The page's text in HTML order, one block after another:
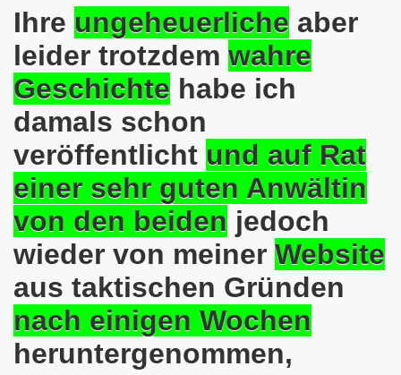
Ihre ungeheuerliche aber
leider trotzdem wahre
Geschichte habe ich
damals schon
veröffentlicht und auf Rat
einer sehr guten Anwältin
von den beiden jedoch
wieder von meiner Website
aus taktischen Gründen
nach einigen Wochen
heruntergenommen,
Montagsdemonstration am 12.08.2024 - eine
Gelsenkirchen am 12.08.2024 ab 17.30 Uhr - am Platz
am 08.07.2024 Protest gegen Armut,
der Bundesweiten Montagsdemo-
Gelsenkirchener Montagsdemo-Bewegung am
am 13.05.2024 um 17.30 Uhr auf dem
Bewegung am 08.04.2024 auf dem Heinrich-König-
ruft auf am 11.03.2024 zum Jahrestag
Wir protestieren und wir demonstrieren gegen die
Saale setzt am 27.01.2024 Verbot der MLPD-Fahne